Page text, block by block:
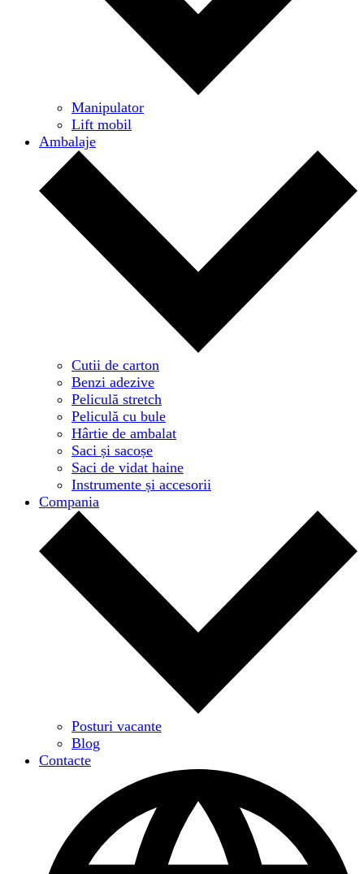
Manipulator
Lift mobil
Ambalaje
Cutii de carton
Benzi adezive
Peliculă stretch
Peliculă cu bule
Hârtie de ambalat
Saci și sacoșe
Saci de vidat haine
Instrumente și accesorii
Compania
Posturi vacante
Blog
Contacte